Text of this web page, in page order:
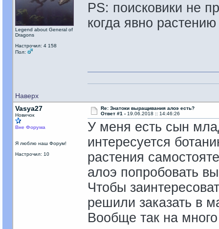
Legend about General of
Dragons
Настрочил: 4 158
Пол:
PS: поисковики не
когда явно
Наверх
Vasya27
Новичок
Вне Форума
Я люблю наш Форум!
Настрочил: 10
Re: Знатоки выращивания алоэ есть?
Ответ #1 - 19.06.2018 :: 14:46:26
У меня есть сын
интересуется
растения
алоэ попробовать
Чтобы
решили заказать в
Вообще так на